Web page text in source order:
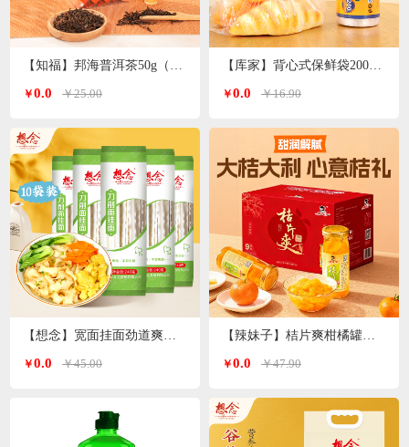
【知福】邦海普洱茶50g（加送20g）
￥0.0 ￥25.00
￥0.0 ￥45.00
【库家】背心式保鲜袋200只 30*35cmKJ-1362
￥0.0 ￥16.90
￥0.0 ￥47.90